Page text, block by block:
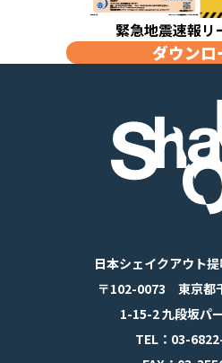
緊急地震速報リ
ダウンロ
日本シェイクアウト
〒102-0073 東京都
1-15-2 九段坂パ
TEL：03-